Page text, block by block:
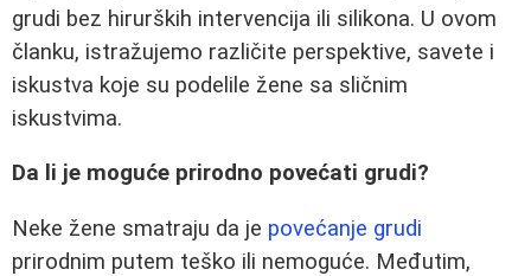
grudi bez hirurških intervencija ili silikona. U ovom
članku, istražujemo različite perspektive, savete i
iskustva koje su podelile žene sa sličnim
iskustvima.
Da li je moguće prirodno povećati grudi?
Neke žene smatraju da je povećanje grudi
prirodnim putem teško ili nemoguće. Međutim,